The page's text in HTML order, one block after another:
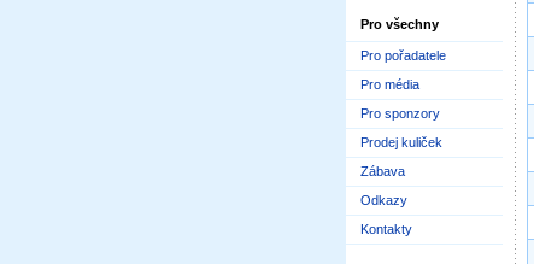
Pro všechny
Pro pořadatele
Pro média
Pro sponzory
Prodej kuliček
Zábava
Odkazy
Kontakty